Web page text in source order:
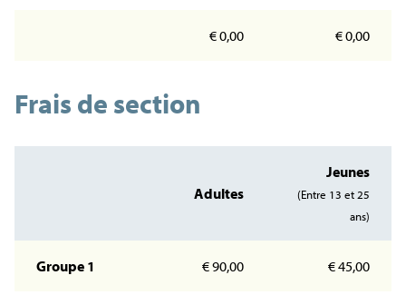
€ 0,00 € 0,00
Frais de section
Adultes
Jeunes
(Entre 13 et 25
ans)
Groupe 1 € 90,00 € 45,00